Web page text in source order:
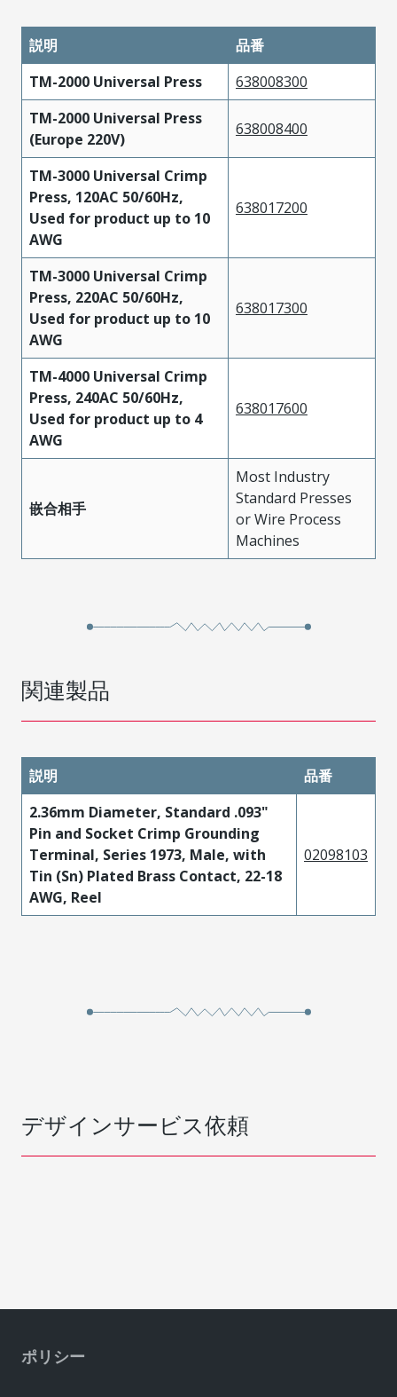
説明
品番
TM-2000 Universal Press
638008300
TM-2000 Universal Press
(Europe 220V)
638008400
TM-3000 Universal Crimp
Press, 120AC 50/60Hz,
Used for product up to 10
AWG
638017200
TM-3000 Universal Crimp
Press, 220AC 50/60Hz,
Used for product up to 10
AWG
638017300
TM-4000 Universal Crimp
Press, 240AC 50/60Hz,
Used for product up to 4
AWG
638017600
嵌合相手
Most Industry
Standard Presses
or Wire Process
Machines
関連製品
説明
品番
2.36mm Diameter, Standard .093"
Pin and Socket Crimp Grounding
Terminal, Series 1973, Male, with
Tin (Sn) Plated Brass Contact, 22-18
AWG, Reel
02098103
デザインサービス依頼
ポリシー